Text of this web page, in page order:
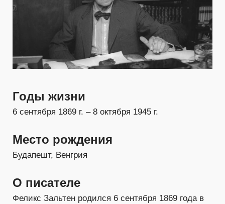
Годы жизни
6 сентября 1869 г. – 8 октября 1945 г.
Место рождения
Будапешт, Венгрия
О писателе
Феликс Зальтен родился 6 сентября 1869 года в